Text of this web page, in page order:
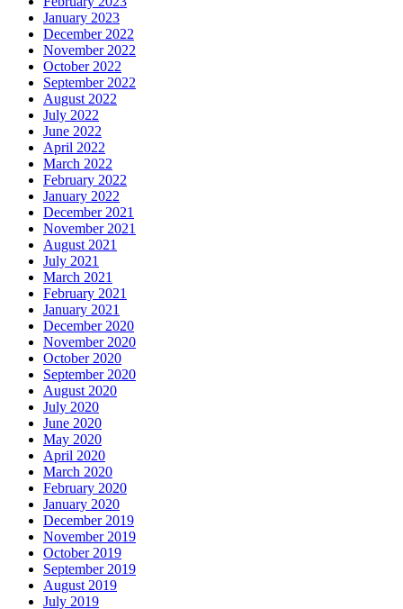
January 2023
December 2022
November 2022
October 2022
September 2022
August 2022
July 2022
June 2022
April 2022
March 2022
February 2022
January 2022
December 2021
November 2021
August 2021
July 2021
March 2021
February 2021
January 2021
December 2020
November 2020
October 2020
September 2020
August 2020
July 2020
June 2020
May 2020
April 2020
March 2020
February 2020
January 2020
December 2019
November 2019
October 2019
September 2019
August 2019
July 2019